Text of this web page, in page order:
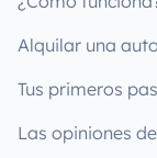
Alquilar una
Tus primeros
Las opiniones